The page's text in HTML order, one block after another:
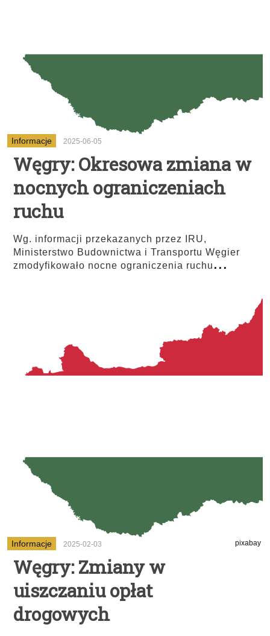
Informacje 2025-06-05
Węgry: Okresowa zmiana w
nocnych ograniczeniach
ruchu
Wg. informacji przekazanych przez IRU,
Ministerstwo Budownictwa i Transportu Węgier
zmodyfikowało nocne ograniczenia ruchu ...
Informacje 2025-02-03 pixabay
Węgry: Zmiany w
uiszczaniu opłat
drogowych